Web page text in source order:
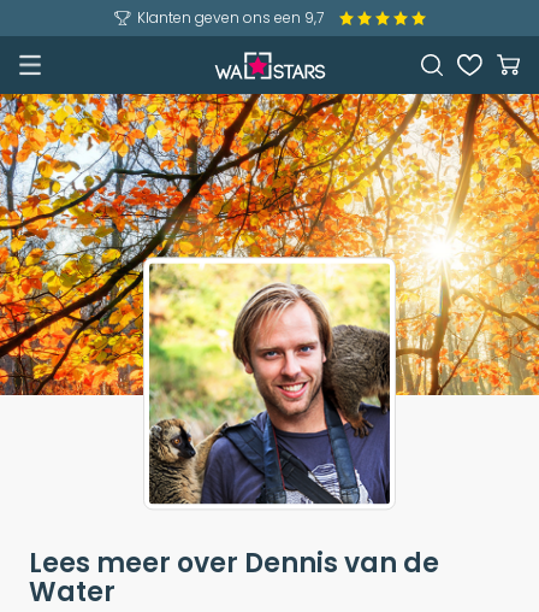
Klanten geven ons een 9,7
Lees meer over Dennis van de
Water